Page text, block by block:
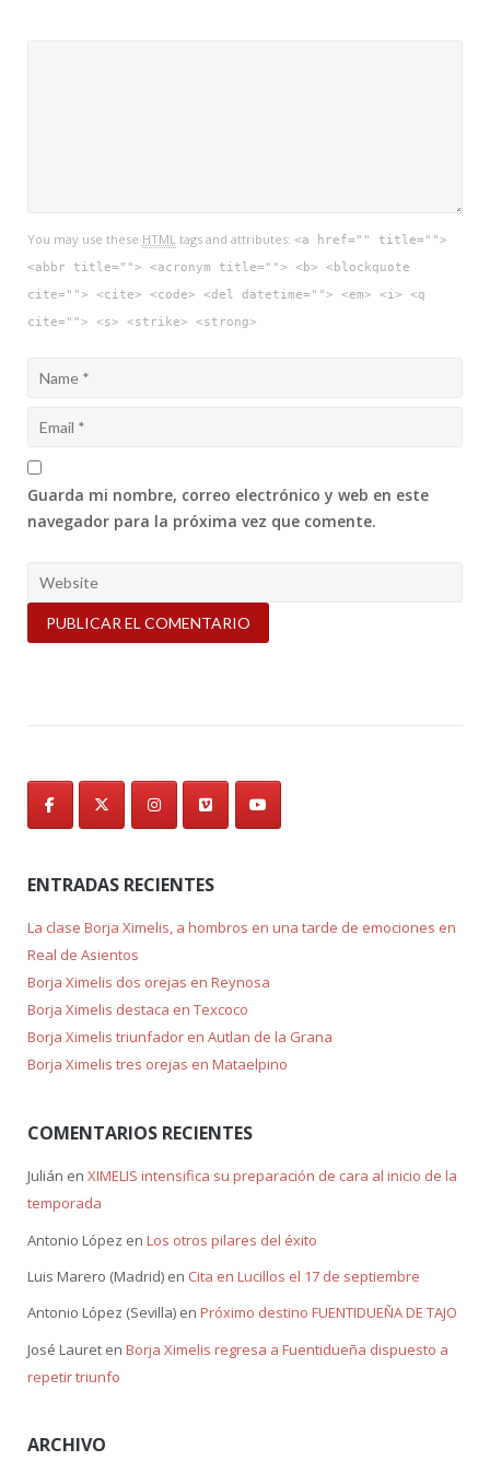
You may use these HTMLtags and attributes: <a href="" title="">
<abbr title=""> <acronym title=""> <b> <blockquote
cite=""> <cite> <code> <del datetime=""> <em> <i> <q
cite=""> <s> <strike> <strong>
Guarda mi nombre, correo electrónico y web en este
navegador para la próxima vez que comente.
ENTRADAS RECIENTES
La clase Borja Ximelis, a hombros en una tarde de emociones en
Real de Asientos
Borja Ximelis dos orejas en Reynosa
Borja Ximelis destaca en Texcoco
Borja Ximelis triunfador en Autlan de la Grana
Borja Ximelis tres orejas en Mataelpino
COMENTARIOS RECIENTES
Julián en XIMELIS intensifica su preparación de cara al inicio de la
temporada
Antonio López en Los otros pilares del éxito
Luis Marero (Madrid)en Cita en Lucillos el 17 de septiembre
Antonio López (Sevilla)en Próximo destino FUENTIDUEÑA DE TAJO
José Laureten Borja Ximelis regresa a Fuentidueña dispuesto a
repetir triunfo
ARCHIVO